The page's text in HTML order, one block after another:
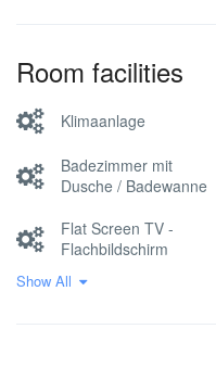
Room facilities
Klimaanlage
Badezimmer mit
Dusche / Badewanne
Flat Screen TV -
Flachbildschirm
kostenloses WLAN
Show All